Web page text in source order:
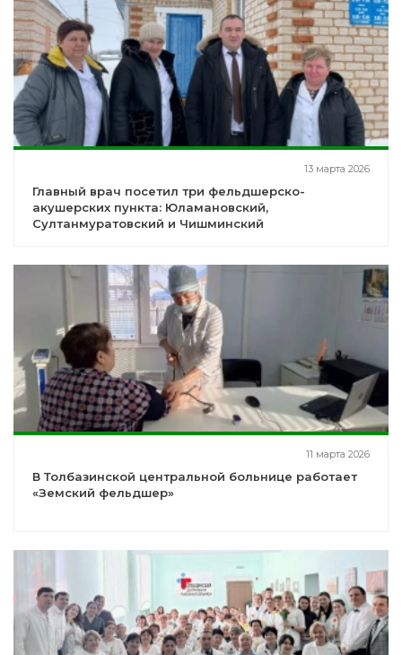
13 марта 2026
Главный врач посетил три фельдшерско-
акушерских пункта: Юламановский,
Султанмуратовский и Чишминский
11 марта 2026
В Толбазинской центральной больнице работает
«Земский фельдшер»